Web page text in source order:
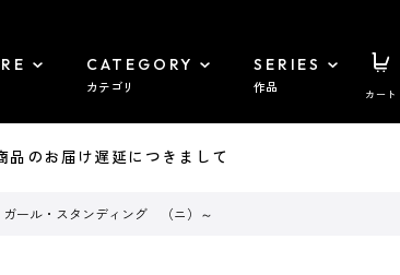
CATEGORY
カテゴリ
SERIES
作品 カート
のお届け遅延につきまして
ール・スタンディング （ニ）～